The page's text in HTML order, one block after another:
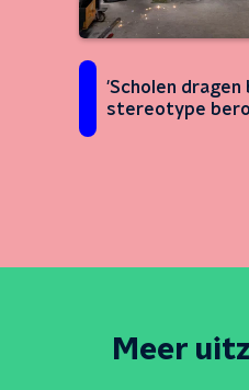
'Scholen dragen
stereotype
Meer